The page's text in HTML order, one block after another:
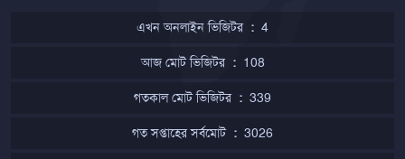
এখন অনলাইন ভিজিটর : 4
আজ মোট ভিজিটর : 108
গতকাল মোট ভিজিটর : 339
গত সপ্তাহের সর্বমোট : 3026